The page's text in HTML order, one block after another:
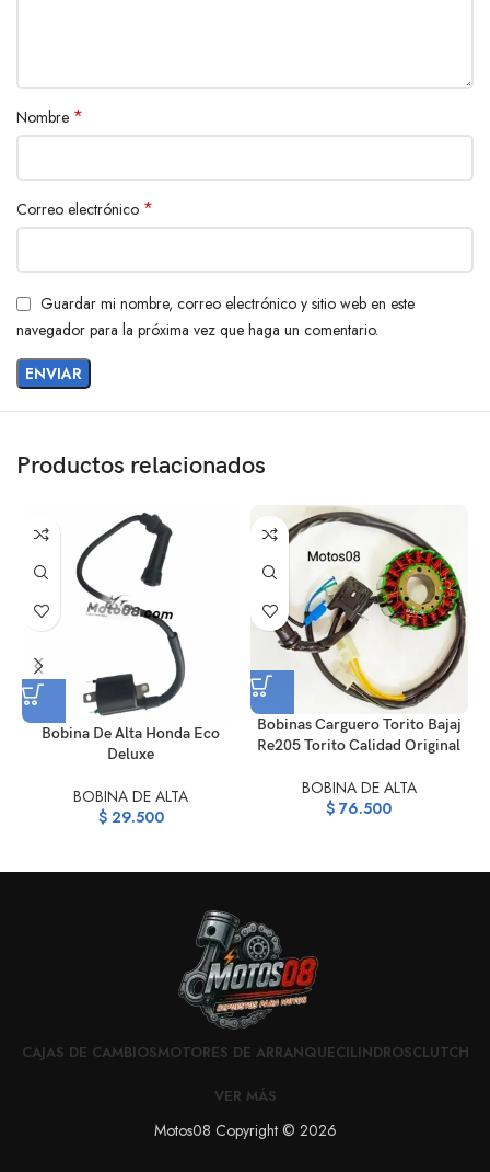
Nombre *
Correo electrónico *
Guardar mi nombre, correo electrónico y sitio web en este
navegador para la próxima vez que haga un comentario.
Productos relacionados
Bobina De Alta Honda Eco
Deluxe
BOBINA DE ALTA
$29.500
Bobinas Carguero Torito Bajaj
Re205 Torito Calidad Original
BOBINA DE ALTA
$ 76.500
CAJAS DE CAMBIOSMOTORES DE ARRANQUECILINDROSCLUTCH
VER MÁS
Motos08 Copyright © 2026